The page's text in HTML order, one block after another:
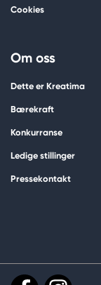
Cookies
Om oss
Dette er Kreatima
Bærekraft
Konkurranse
Ledige stillinger
Pressekontakt